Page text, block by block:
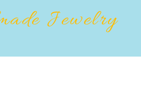
Jewelry